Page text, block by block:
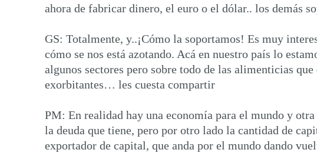
ahora de fabricar dinero, el euro o el dólar.. los demás
GS: Totalmente, y..¡Cómo la soportamos! Es muy
cómo se nos está azotando. Acá en nuestro país lo
algunos sectores pero sobre todo de las alimenticias
exorbitantes… les cuesta compartir
PM: En realidad hay una economía para el mundo y
la deuda que tiene, pero por otro lado la cantidad de
exportador de capital, que anda por el mundo dando